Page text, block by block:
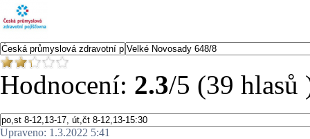
Hodnocení: 2.3/5 (39 hlasů
Upraveno: 1.3.2022 5:41